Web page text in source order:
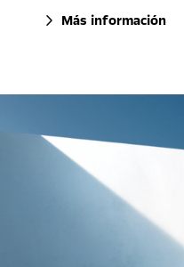
Más información